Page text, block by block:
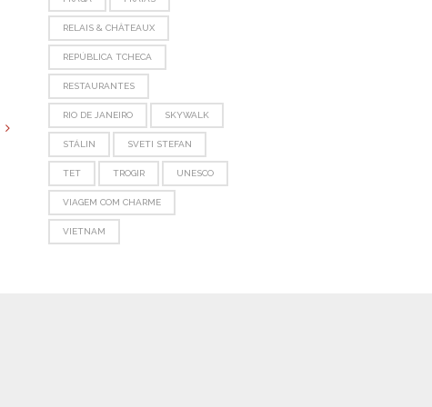
RELAIS & CHÂTEAUX
REPÚBLICA TCHECA
RESTAURANTES
RIO DE JANEIRO SKYWALK
STÁLIN SVETI STEFAN
TET TROGIR UNESCO
VIAGEM COM CHARME
VIETNAM